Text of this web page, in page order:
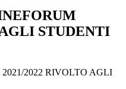
STUDENTI
2022 RIVOLTO AGLI